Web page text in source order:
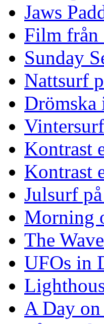
Jaws
Film från
Sunday
Nattsurf
Drömska
Kontrast
Kontrast
Julsurf
Morning
The
UFOs in
A Day